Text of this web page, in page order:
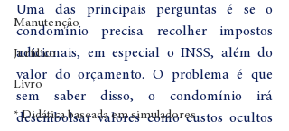
Manutenção
Jurídico
Livro
* Didática baseada em simuladores
Uma das principais perguntas é se o
condomínio precisa recolher impostos
adicionais, em especial o INSS, além do
valor do orçamento. O problema é que
sem saber disso, o condomínio irá
desembolsar valores como custos ocultos